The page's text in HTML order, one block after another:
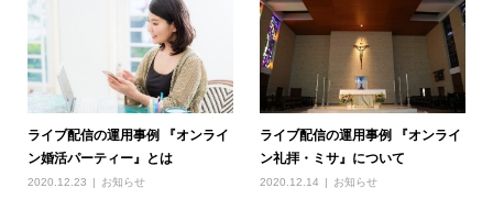
ライブ配信の運用事例 『オンライ
ン婚活パーティー』とは
2020.12.23 お知らせ
ライブ配信の運用事例 『オンライ
ン礼拝・ミサ』について
2020.12.14 お知らせ